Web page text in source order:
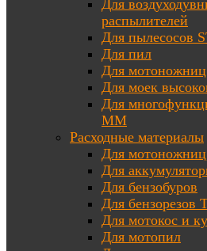
Для
распылителей
Для пылесосов
Для пил
Для мотоножниц
Для моек
Для
MM
Расходные материалы
Для
Для
Для бензобуров
Для бензорезов
Для мотокос и
Для мотопил